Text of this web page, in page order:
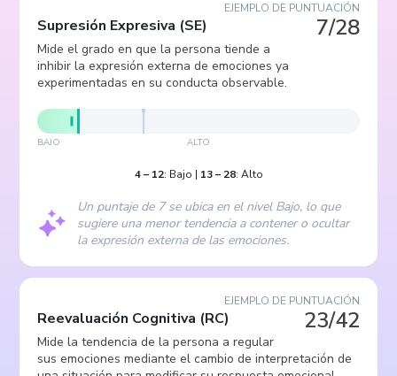
EJEMPLO DE PUNTUACIÓN
7/28
Supresión Expresiva (SE)
Mide el grado en que la persona tiende a
inhibir la expresión externa de emociones ya
experimentadas en su conducta observable.
BAJO ALTO
4– 12: Bajo | 13– 28: Alto
Un puntaje de 7 se ubica en el nivel Bajo, lo que
sugiere una menor tendencia a contener o ocultar
la expresión externa de las emociones.
EJEMPLO DE PUNTUACIÓN
23/42
Reevaluación Cognitiva (RC)
Mide la tendencia de la persona a regular
sus emociones mediante el cambio de interpretación de